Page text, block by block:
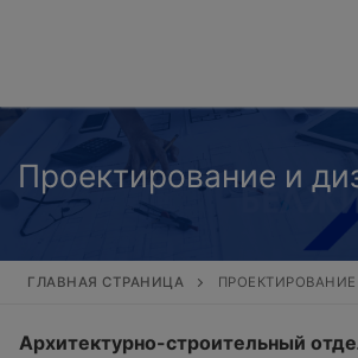
Проектирование и
ГЛАВНАЯ СТРАНИЦА
Архитектурно-строительный